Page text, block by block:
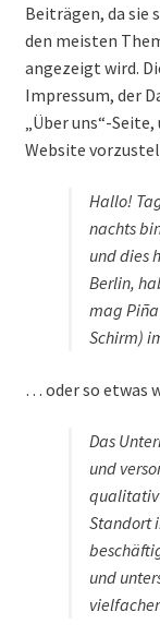
Beiträgen, da sie
den meisten
angezeigt wird.
Impressum, der
„Über uns“-
Website
Hallo!
nachts
und dies
Berlin,
mag
Schirm)
… oder so etwas
Das
und
qualitativ
Standort
und